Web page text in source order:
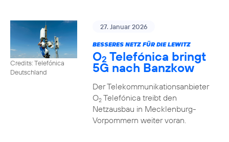
Credits: Telefónica
Deutschland
27. Januar 2026
BESSERES NETZ FÜR DIE LEWITZ
O2 Telefónica bringt
5G nach Banzkow
Der Telekommunikationsanbieter
O2Telefónica treibt den
Netzausbau in Mecklenburg-
Vorpommern weiter voran.